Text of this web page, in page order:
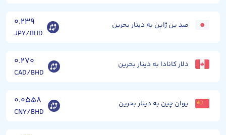
صد ین ژاپن به دینار بحرین ۰.۲۳۹
JPY/BHD
دلار کانادا به دینار بحرین ۰.۲۷۰
CAD/BHD
یوان چین به دینار بحرین ۰.۰۵۵۸
CNY/BHD